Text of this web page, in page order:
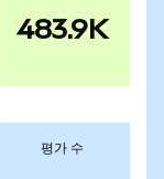
483.9K
평가 수